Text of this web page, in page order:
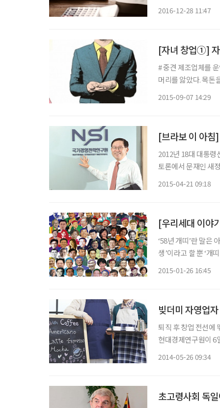
2016-12-28 11:47
[자녀 창업①] 자
# 중견 제조업체를
머리를 앓았다. 목돈
2015-09-07 14:29
[브라보 이 아침
2012년 18대 대통령
토론에서 문재인 새
2015-04-21 09:18
[우리세대 이야
‘58년 개띠’란 말은
생’이라고 할 뿐 ‘개
2015-01-26 16:45
빚더미 자영업
퇴직 후 창업 전선에
현대경제연구원이 6
2014-05-26 09:34
초고령사회 독